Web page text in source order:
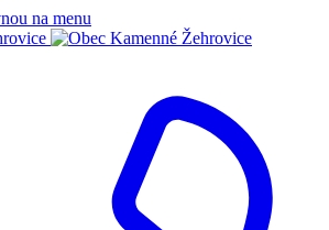
na menu